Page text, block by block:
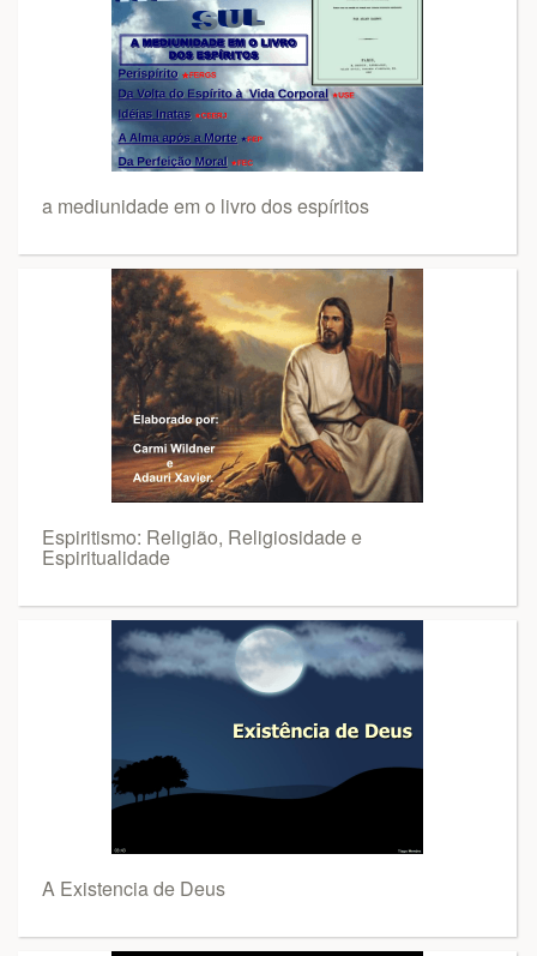
a mediunidade em o livro dos espíritos
Espiritismo: Religião, Religiosidade e
Espiritualidade
A Existencia de Deus